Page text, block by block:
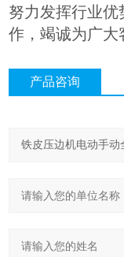
努力发挥行业
作，竭诚为广大
产品咨询